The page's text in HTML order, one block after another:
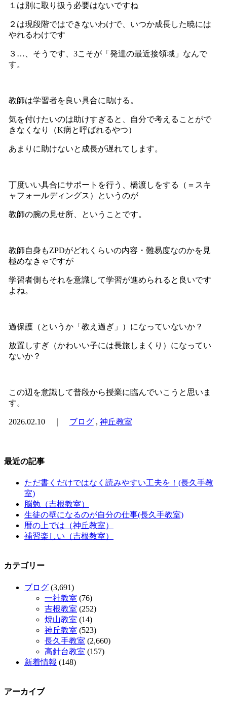
１は別に取り扱う必要はないですね
２は現段階ではできないわけで、いつか成長した暁には
やれるわけです
３…、そうです、3こそが「発達の最近接領域」なんで
す。
教師は学習者を良い具合に助ける。
気を付けたいのは助けすぎると、自分で考えることがで
きなくなり（K病と呼ばれるやつ）
あまりに助けないと成長が遅れてします。
丁度いい具合にサポートを行う、橋渡しをする（＝スキ
ャフォールディングス）というのが
教師の腕の見せ所、ということです。
教師自身もZPDがどれくらいの内容・難易度なのかを見
極めなきゃですが
学習者側もそれを意識して学習が進められると良いです
よね。
過保護（というか「教え過ぎ」）になっていないか？
放置しすぎ（かわいい子には長旅しまくり）になってい
ないか？
この辺を意識して普段から授業に臨んでいこうと思いま
す。
2026.02.10 ｜ ブログ, 神丘教室
最近の記事
ただ書くだけではなく読みやすい工夫を！(長久手教
室)
脳勉（吉根教室）
生徒の壁になるのが自分の仕事(長久手教室)
暦の上では（神丘教室）
補習楽しい（吉根教室）
カテゴリー
ブログ (3,691)
一社教室 (76)
吉根教室 (252)
焼山教室 (14)
神丘教室 (523)
長久手教室 (2,660)
高針台教室 (157)
新着情報 (148)
アーカイブ